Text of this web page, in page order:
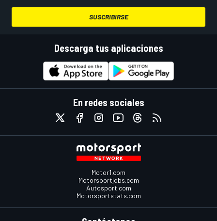
SUSCRIBIRSE
Descarga tus aplicaciones
En redes sociales
Motor1.com
Motorsportjobs.com
Autosport.com
Motorsportstats.com